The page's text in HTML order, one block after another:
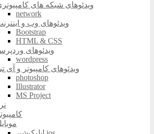
ویدئوهای شبکه های
network
ویدئوهای وب و
Bootstrap
HTML & CSS
ویدئوهای
wordpress
ویدئوهای کامپیوتر و آی
photoshop
Illustrator
MS Project